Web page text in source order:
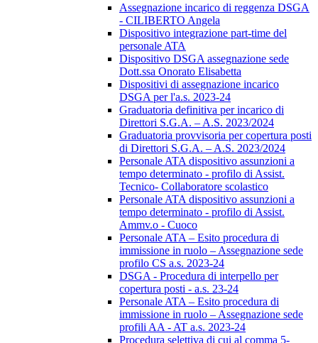
Assegnazione incarico di reggenza DSGA
- CILIBERTO Angela
Dispositivo integrazione part-time del
personale ATA
Dispositivo DSGA assegnazione sede
Dott.ssa Onorato Elisabetta
Dispositivi di assegnazione incarico
DSGA per l'a.s. 2023-24
Graduatoria definitiva per incarico di
Direttori S.G.A. – A.S. 2023/2024
Graduatoria provvisoria per copertura posti
di Direttori S.G.A. – A.S. 2023/2024
Personale ATA dispositivo assunzioni a
tempo determinato - profilo di Assist.
Tecnico- Collaboratore scolastico
Personale ATA dispositivo assunzioni a
tempo determinato - profilo di Assist.
Ammv.o - Cuoco
Personale ATA – Esito procedura di
immissione in ruolo – Assegnazione sede
profilo CS a.s. 2023-24
DSGA - Procedura di interpello per
copertura posti - a.s. 23-24
Personale ATA – Esito procedura di
immissione in ruolo – Assegnazione sede
profili AA - AT a.s. 2023-24
Procedura selettiva di cui al comma 5-